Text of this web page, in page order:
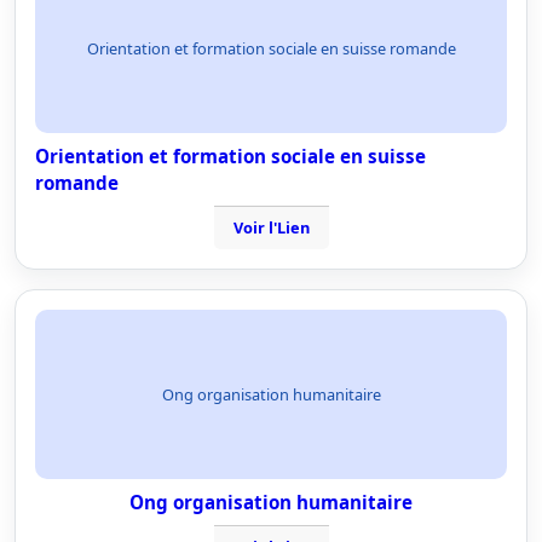
Orientation et formation sociale en suisse romande
Orientation et formation sociale en suisse
romande
Voir l'Lien
Ong organisation humanitaire
Ong organisation humanitaire